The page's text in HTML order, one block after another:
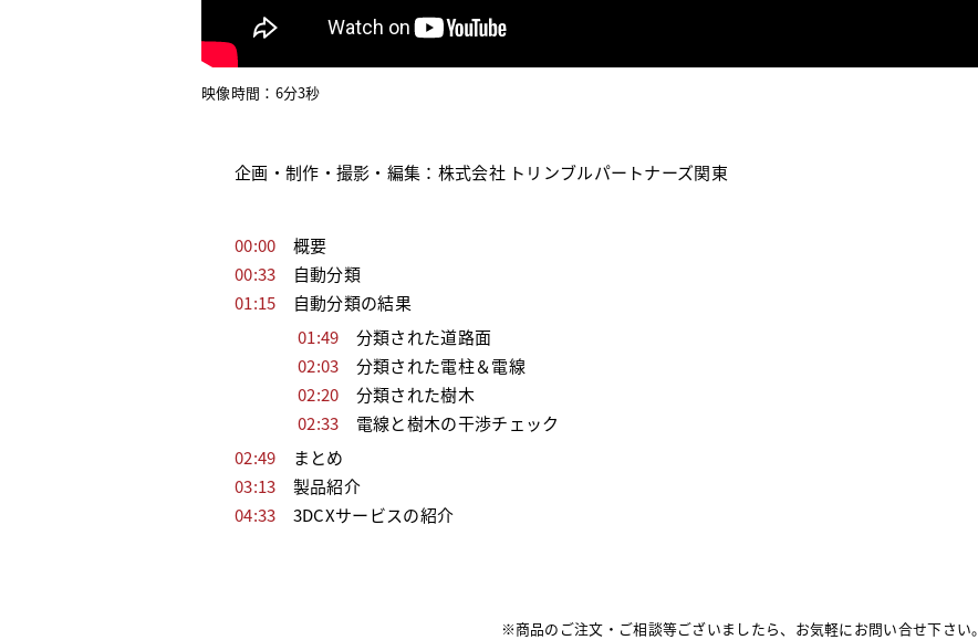
映像時間：6分3秒
企画・制作・撮影・編集：株式会社 トリンブルパートナーズ関東
00:00 概要
00:33 自動分類
01:15 自動分類の結果
01:49 分類された道路面
02:03 分類された電柱＆電線
02:20 分類された樹木
02:33 電線と樹木の干渉チェック
02:49 まとめ
03:13 製品紹介
04:33 3DCXサービスの紹介
※商品のご注文・ご相談等ございましたら、お気軽にお問い合せ下さい。